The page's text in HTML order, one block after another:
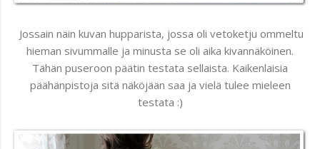
Jossain näin kuvan hupparista, jossa oli vetoketju ommeltu
hieman sivummalle ja minusta se oli aika kivannäköinen.
Tähän puseroon päätin testata sellaista. Kaikenlaisia
päähänpistoja sitä näköjään saa ja vielä tulee mieleen
testata :)